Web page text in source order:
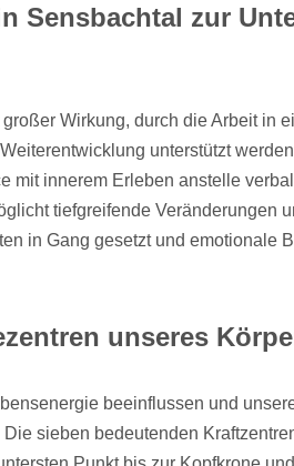
Sensbachtal zur
Wirkung, durch die Arbeit in
unterstützt
mit innerem Erleben anstelle
tiefgreifende Veränderungen
in Gang gesetzt und emotionale
unseres
beeinflussen und
sieben bedeutenden